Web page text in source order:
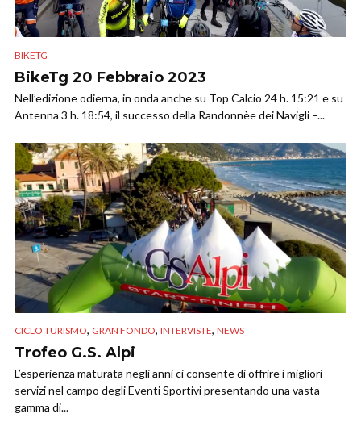
BIKETG
BikeTg 20 Febbraio 2023
Nell’edizione odierna, in onda anche su Top Calcio 24 h. 15:21 e su
Antenna 3 h. 18:54, il successo della Randonnèe dei Navigli –...
CICLO TURISMO, GRAN FONDO, INTERVISTE, NEWS
Trofeo G.S. Alpi
L’esperienza maturata negli anni ci consente di offrire i migliori
servizi nel campo degli Eventi Sportivi presentando una vasta
gamma di...